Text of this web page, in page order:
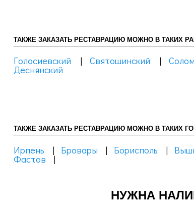
ТАКЖЕ ЗАКАЗАТЬ РЕСТАВРАЦИЮ МОЖНО В ТАКИХ
Голосиевский | Святошинский |
Деснянский
ТАКЖЕ ЗАКАЗАТЬ РЕСТАВРАЦИЮ МОЖНО В ТАКИХ
Ирпень | Бровары | Борисполь |
Фастов |
НУЖНА